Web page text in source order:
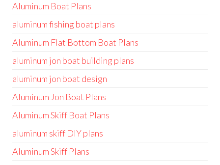
Aluminum Boat Plans
aluminum fishing boat plans
Aluminum Flat Bottom Boat Plans
aluminum jon boat building plans
aluminum jon boat design
Aluminum Jon Boat Plans
Aluminum Skiff Boat Plans
aluminum skiff DIY plans
Aluminum Skiff Plans